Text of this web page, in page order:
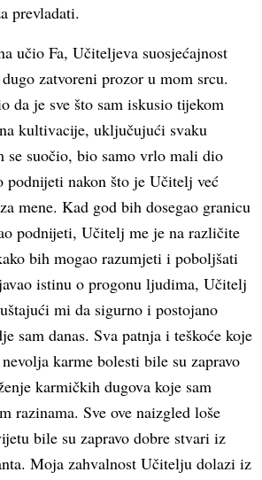
prevladati.
učio Fa, Učiteljeva suosjećajnost
zatvoreni prozor u mom srcu.
da je sve što sam iskusio tijekom
kultivacije, uključujući svaku
se suočio, bio samo vrlo mali dio
podnijeti nakon što je Učitelj već
mene. Kad god bih dosegao granicu
podnijeti, Učitelj me je na različite
bih mogao razumjeti i poboljšati
istinu o progonu ljudima, Učitelj
mi da sigurno i postojano
sam danas. Sva patnja i teškoće koje
karme bolesti bile su zapravo
karmičkih dugova koje sam
razinama. Sve ove naizgled loše
bile su zapravo dobre stvari iz
Moja zahvalnost Učitelju dolazi iz